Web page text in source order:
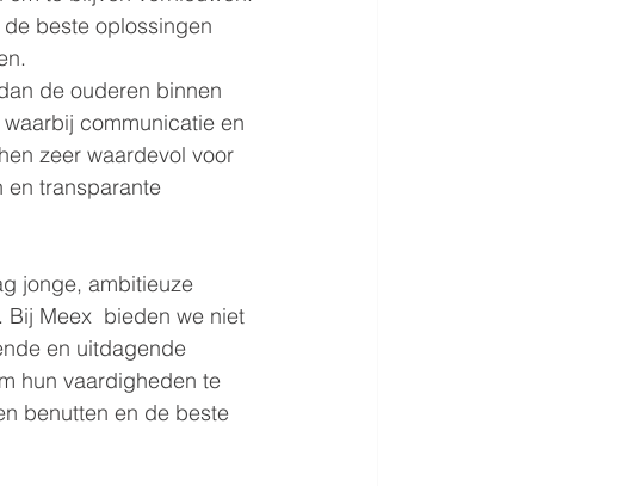
beste oplossingen
de ouderen binnen
communicatie en
zeer waardevol voor
en transparante
jonge, ambitieuze
Bij Meex  bieden we niet
en uitdagende
hun vaardigheden te
benutten en de beste